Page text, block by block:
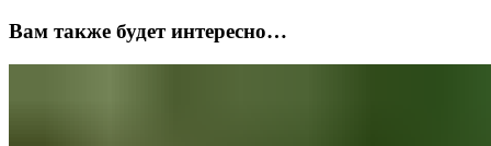
Вам также будет интересно…